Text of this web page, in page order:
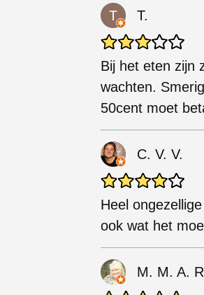
T.
Bij het eten zijn
wachten.
50cent moet
C. V. V.
Heel
ook wat het
M. M. A.